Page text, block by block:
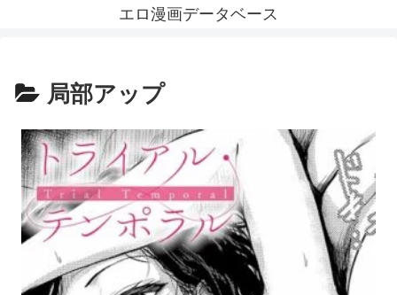
エロ漫画データベース
局部アップ